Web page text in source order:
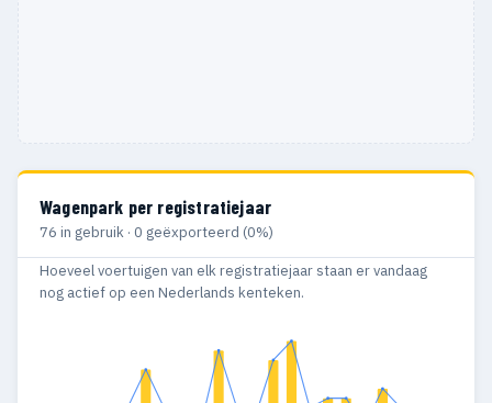
Wagenpark per registratiejaar
76 in gebruik · 0 geëxporteerd (0%)
Hoeveel voertuigen van elk registratiejaar staan er vandaag
nog actief op een Nederlands kenteken.